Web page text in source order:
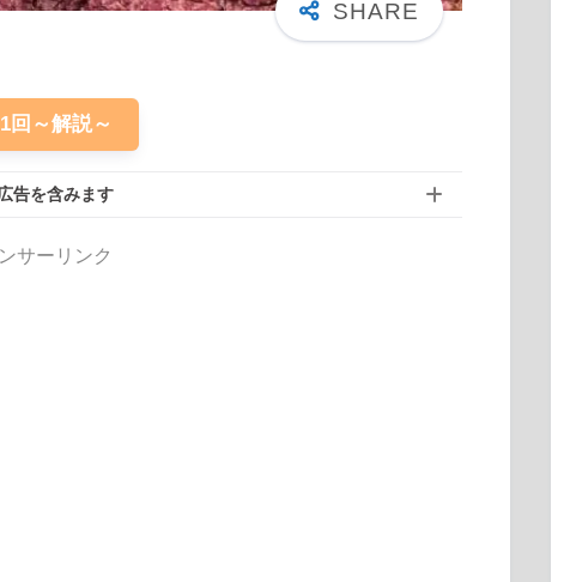
回～解説～
告を含みます
サーリンク